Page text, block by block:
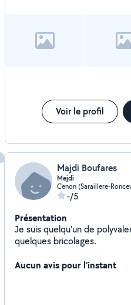
Voir le profil
Majdi Boufares
Mejdi
Cenon (Saraillere-
-/5
Présentation
Je suis quelqu'un de
quelques bricolages.
Aucun avis pour l'instant